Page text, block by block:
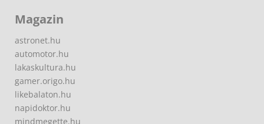
Magazin
astronet.hu
automotor.hu
lakaskultura.hu
gamer.origo.hu
likebalaton.hu
napidoktor.hu
mindmegette.hu